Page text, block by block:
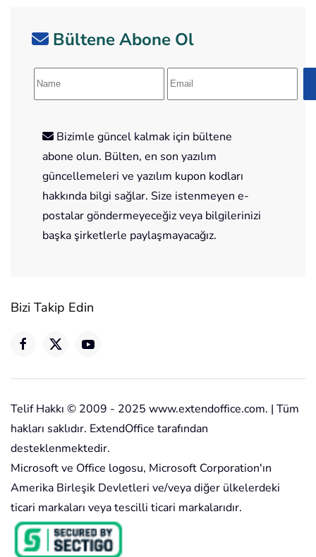
Bültene Abone Ol
Bizimle güncel kalmak için bültene
abone olun. Bülten, en son yazılım
güncellemeleri ve yazılım kupon kodları
hakkında bilgi sağlar. Size istenmeyen e-
postalar göndermeyeceğiz veya bilgilerinizi
başka şirketlerle paylaşmayacağız.
Bizi Takip Edin
Telif Hakkı © 2009 - 2025 www.extendoffice.com. | Tüm
hakları saklıdır. ExtendOffice tarafından
desteklenmektedir.
Microsoft ve Office logosu, Microsoft Corporation'ın
Amerika Birleşik Devletleri ve/veya diğer ülkelerdeki
ticari markaları veya tescilli ticari markalarıdır.